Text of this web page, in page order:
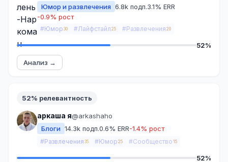
Юмор и развлечения 6.8k подп.3.1% ERR
-0.9% рост
#Юмор 30 #Лайфстайл 25 #Развлечения 20
52%
Анализ →
52% релевантность
аркаша я@arkashaho
Блоги 14.3k подп.0.6% ERR-1.4% рост
#Развлечения 35 #Юмор 25 #Сообщество 15
52%